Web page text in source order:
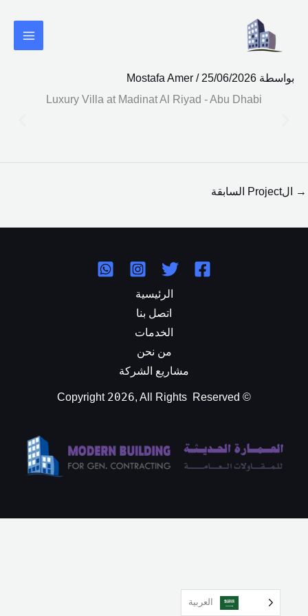
المحتوى
بواسطة Mostafa Amer / 25/06/2026
Luxury Villa at Madinat Al Riyad - Abu Dhabi
→ الProject السابقة
الرئيسية
اتصل بنا
الخدمات
من نحن
مشاريع الشركة
© Copyright
2026, All Rights Reserved
العربية‏